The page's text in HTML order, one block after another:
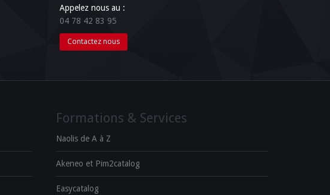
Appelez nous au :
04 78 42 83 95
Contactez nous
Formations & Services
Naolis de A à Z
Akeneo et Pim2catalog
Easycatalog